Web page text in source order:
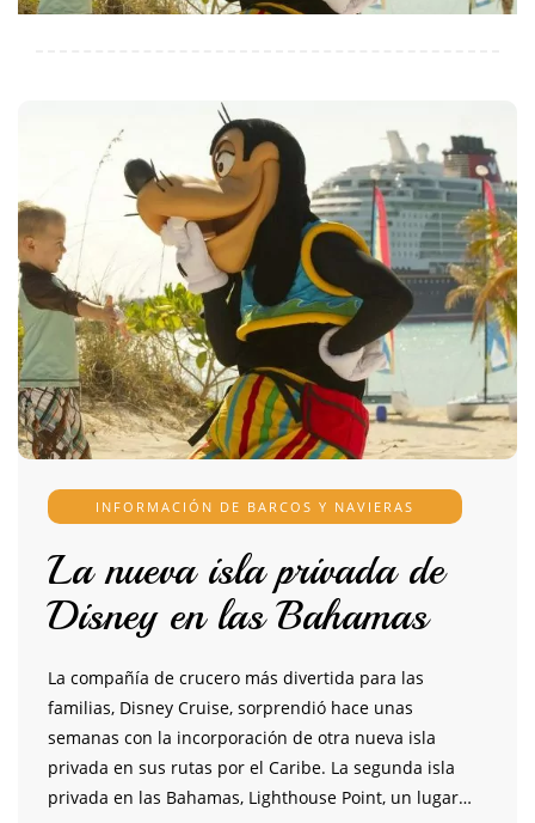
INFORMACIÓN DE BARCOS Y NAVIERAS
La nueva isla privada de
Disney en las Bahamas
La compañía de crucero más divertida para las
familias, Disney Cruise, sorprendió hace unas
semanas con la incorporación de otra nueva isla
privada en sus rutas por el Caribe. La segunda isla
privada en las Bahamas, Lighthouse Point, un lugar…